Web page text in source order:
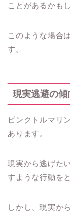
ことがあるかも
このような場合
す。
現実逃避の傾
ピンクトルマリ
あります。
現実から逃げた
すような行動を
しかし、現実か